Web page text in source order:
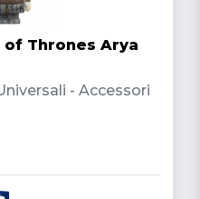
of Thrones Arya
- Accessori